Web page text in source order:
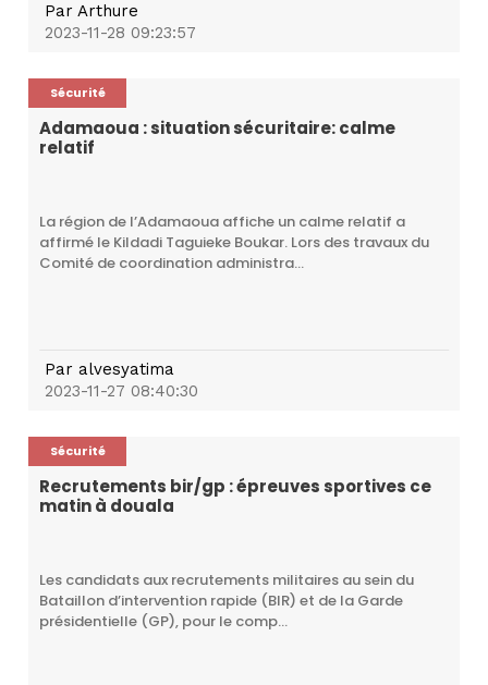
ParArthure
2023-11-28 09:23:57
Sécurité
Adamaoua : situation sécuritaire: calme
relatif
La région de l’Adamaoua affiche un calme relatif a
affirmé le Kildadi Taguieke Boukar. Lors des travaux du
Comité de coordination administra...
Paralvesyatima
2023-11-27 08:40:30
Sécurité
Recrutements bir/gp : épreuves sportives ce
matin à douala
Les candidats aux recrutements militaires au sein du
Bataillon d’intervention rapide (BIR) et de la Garde
présidentielle (GP), pour le comp...